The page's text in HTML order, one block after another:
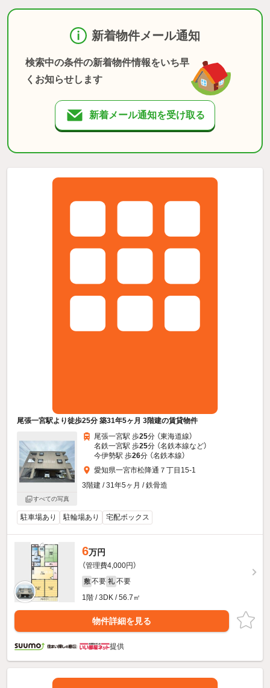
新着物件メール通知
検索中の条件の新着物件情報をいち早
くお知らせします
新着メール通知を受け取る
尾張一宮駅より徒歩25分 築31年5ヶ月 3階建の賃貸物件
すべての写真
尾張一宮駅 歩25分 （東海道線）
名鉄一宮駅 歩25分 （名鉄本線など）
今伊勢駅 歩26分 （名鉄本線）
愛知県一宮市松降通７丁目15-1
3階建 / 31年5ヶ月 / 鉄骨造
駐車場あり 駐輪場あり 宅配ボックス
6万円
（管理費4,000円）
敷 不要 礼 不要
1階 / 3DK / 56.7㎡
物件詳細を見る
提供